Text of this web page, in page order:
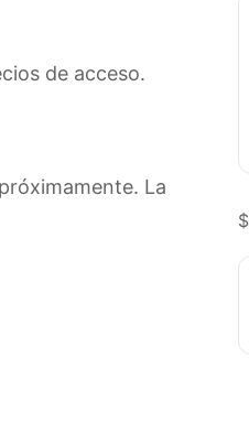
de acceso.
La